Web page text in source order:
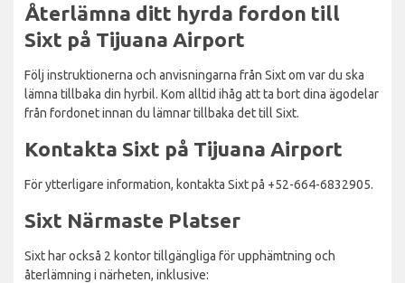
Återlämna ditt hyrda fordon till
Sixt på Tijuana Airport
Följ instruktionerna och anvisningarna från Sixt om var du ska
lämna tillbaka din hyrbil. Kom alltid ihåg att ta bort dina ägodelar
från fordonet innan du lämnar tillbaka det till Sixt.
Kontakta Sixt på Tijuana Airport
För ytterligare information, kontakta Sixt på +52-664-6832905.
Sixt Närmaste Platser
Sixt har också 2 kontor tillgängliga för upphämtning och
återlämning i närheten, inklusive: